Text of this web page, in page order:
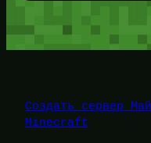
Создать сервер
Minecraft